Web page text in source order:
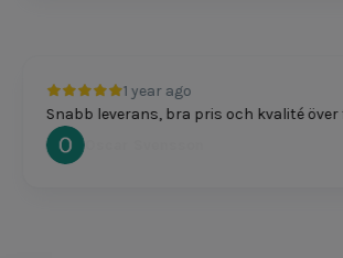
1 year ago
Snabb leverans, bra pris och kvalité över
Oscar Svensson